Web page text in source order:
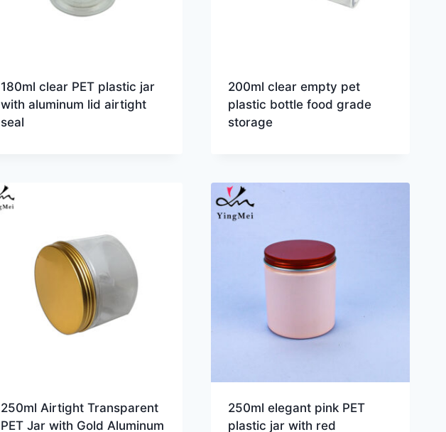
180ml clear PET plastic jar
with aluminum lid airtight
seal
200ml clear empty pet
plastic bottle food grade
storage
250ml Airtight Transparent
PET Jar with Gold Aluminum
250ml elegant pink PET
plastic jar with red